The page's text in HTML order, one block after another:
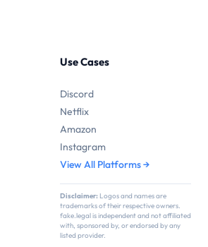
Use Cases
Discord
Netflix
Amazon
Instagram
View All Platforms →
Disclaimer: Logos and names are
trademarks of their respective owners.
fake.legal is independent and not affiliated
with, sponsored by, or endorsed by any
listed provider.